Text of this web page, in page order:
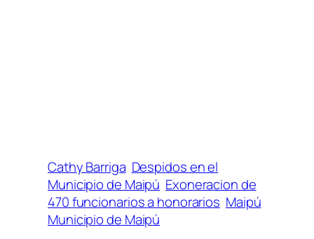
Cathy Barriga Despidos en el
Municipio de Maipú Exoneracion de
470 funcionarios a honorarios Maipú
Municipio de Maipú